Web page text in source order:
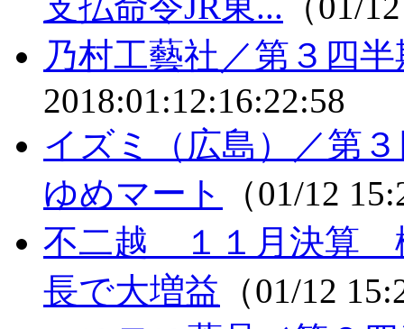
乃村工藝社／第３四
2018:01:12:16:22:58
イズミ（広島）／第
ゆめマート
（01/12
不二越 １１月決算
長で大増益 （01/12